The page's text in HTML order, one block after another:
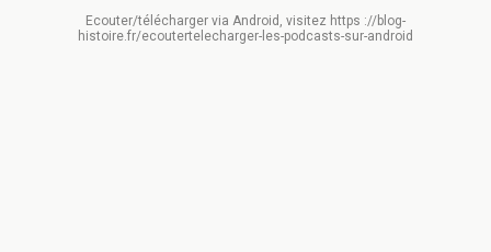
Ecouter/télécharger via Android, visitez https ://blog-
histoire.fr/ecoutertelecharger-les-podcasts-sur-android